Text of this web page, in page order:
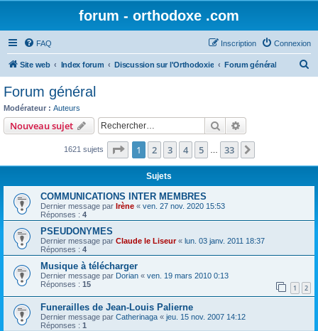
forum - orthodoxe .com
FAQ Connexion
Inscription
Site web Index forum Discussion sur l'Orthodoxie Forum général
c
Forum général
Modérateur : Auteurs
Nouveau sujet Rechercher
1621 sujets Page 1sur33
1 2 3 4 5 33
Sujets
COMMUNICATIONS INTER MEMBRES
Dernier message par Irène « ven. 27 nov. 2020 15:53
Réponses : 4
PSEUDONYMES
Dernier message par Claude le Liseur« lun. 03 janv. 2011 18:37
Réponses : 4
Musique à télécharger
Dernier message par Dorian « ven. 19 mars 2010 0:13
Réponses : 15 1 2
Funerailles de Jean-Louis Palierne
Dernier message par Catherinaga « jeu. 15 nov. 2007 14:12
Réponses : 1